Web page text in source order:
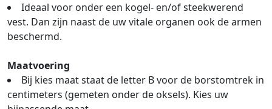
Ideaal voor onder een kogel- en/of steekwerend
vest. Dan zijn naast de uw vitale organen ook de armen
beschermd.
Maatvoering
Bij kies maat staat de letter B voor de borstomtrek in
centimeters (gemeten onder de oksels). Kies uw